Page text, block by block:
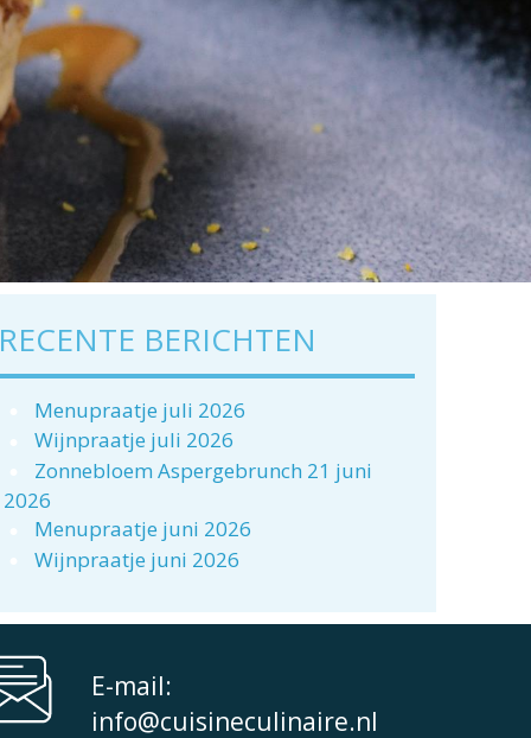
RECENTE BERICHTEN
Menupraatje juli 2026
Wijnpraatje juli 2026
Zonnebloem Aspergebrunch 21 juni
2026
Menupraatje juni 2026
Wijnpraatje juni 2026
E-mail:
info@cuisineculinaire.nl